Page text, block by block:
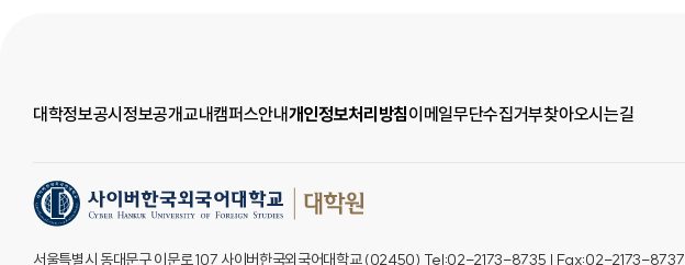
대학정보공시정보공개교내캠퍼스안내개인정보처리방침이메일무단수집거부찾아오시는길
서울특별시 동대문구 이문로 107 사이버한국외국어대학교 (02450) Tel:02-2173-8735 | Fax:02-2173-8737